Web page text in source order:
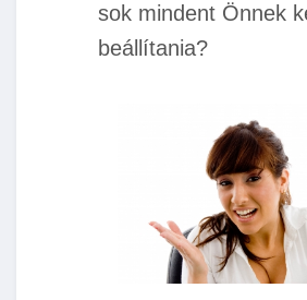
sok mindent Önnek
beállítania?